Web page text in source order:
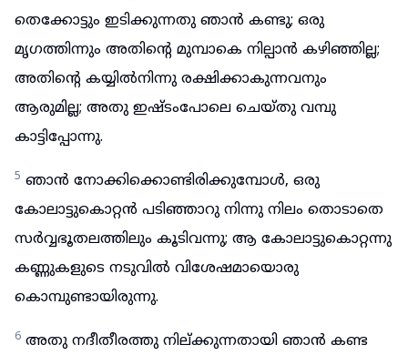
തെക്കോട്ടും ഇടിക്കുന്നതു ഞാൻ കണ്ടു; ഒരു
മൃഗത്തിന്നും അതിന്റെ മുമ്പാകെ നില്പാൻ കഴിഞ്ഞില്ല;
അതിന്റെ കയ്യിൽനിന്നു രക്ഷിക്കാകുന്നവനും
ആരുമില്ല; അതു ഇഷ്ടംപോലെ ചെയ്തു വമ്പു
കാട്ടിപ്പോന്നു.
5 ഞാൻ നോക്കിക്കൊണ്ടിരിക്കുമ്പോൾ, ഒരു
കോലാട്ടുകൊറ്റൻ പടിഞ്ഞാറു നിന്നു നിലം തൊടാതെ
സർവ്വഭൂതലത്തിലും കൂടിവന്നു; ആ കോലാട്ടുകൊറ്റന്നു
കണ്ണുകളുടെ നടുവിൽ വിശേഷമായൊരു
കൊമ്പുണ്ടായിരുന്നു.
6 അതു നദീതീരത്തു നില്ക്കുന്നതായി ഞാൻ കണ്ട